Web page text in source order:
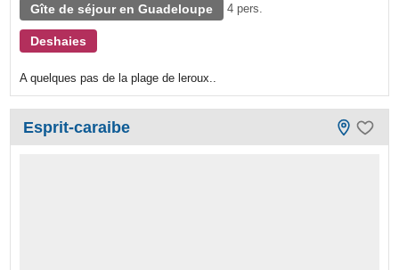
Gîte de séjour en Guadeloupe 4 pers.
Deshaies
A quelques pas de la plage de leroux..
Esprit-caraibe